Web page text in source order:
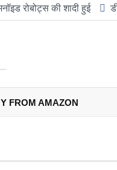
की शादी हुई डील साइन
FROM AMAZON